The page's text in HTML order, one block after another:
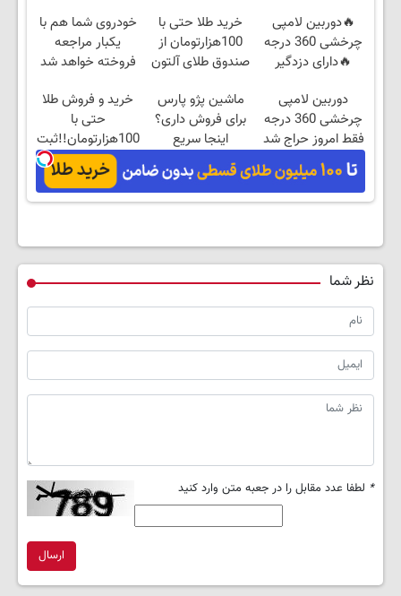
🔥دوربین لامپی
چرخشی 360 درجه
🔥دارای دزدگیر
خرید طلا حتی با
100هزارتومان از
صندوق طلای آلتون
خودروی شما هم با
یکبار مراجعه
فروخته خواهد شد
دوربین لامپی
چرخشی 360 درجه
فقط امروز حراج شد
🔥 پرداخت درب
منزل
ماشین پژو پارس
برای فروش داری؟
اینجا سریع
بفروشش
خرید و فروش طلا
حتی با
100هزارتومان!!ثبت
مشاوره رایگان
نظر شما
* لطفا عدد مقابل را در جعبه متن وارد کنید
ارسال